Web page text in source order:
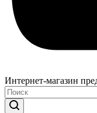
Интернет-магазин